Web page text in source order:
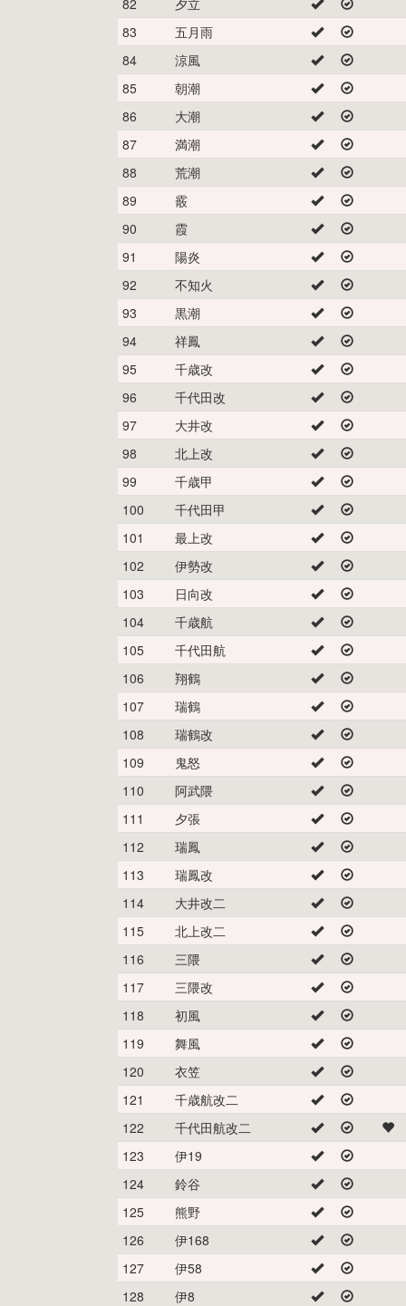
82
夕立
83
五月雨
84
涼風
85
朝潮
86
大潮
87
満潮
88
荒潮
89
霰
90
霞
91
陽炎
92
不知火
93
黒潮
94
祥鳳
95
千歳改
96
千代田改
97
大井改
98
北上改
99
千歳甲
100
千代田甲
101
最上改
102
伊勢改
103
日向改
104
千歳航
105
千代田航
106
翔鶴
107
瑞鶴
108
瑞鶴改
109
鬼怒
110
阿武隈
111
夕張
112
瑞鳳
113
瑞鳳改
114
大井改二
115
北上改二
116
三隈
117
三隈改
118
初風
119
舞風
120
衣笠
121
千歳航改二
122
千代田航改二
123
伊19
124
鈴谷
125
熊野
126
伊168
127
伊58
128
伊8